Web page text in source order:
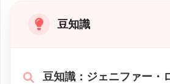
豆知識
豆知識：ジェニファー・